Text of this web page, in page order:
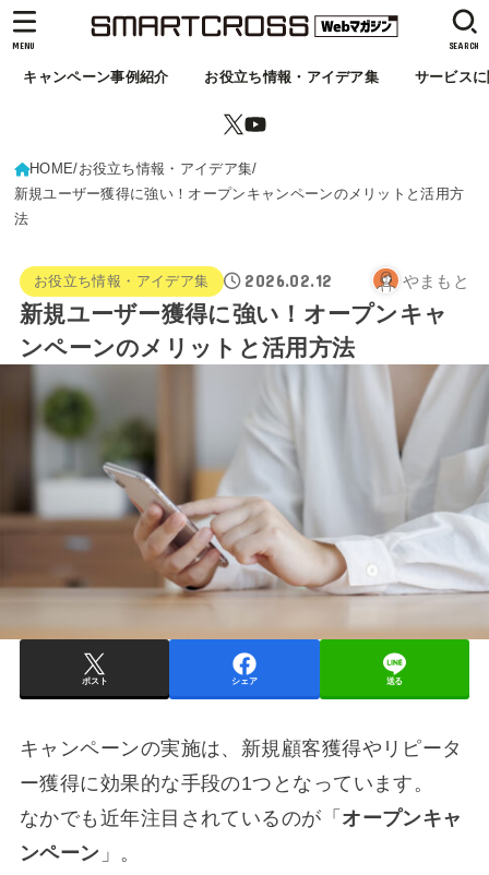
キャンペーン事例紹介 お役立ち情報・アイデア集 サービス
SEARCH
MENU
HOME お役立ち情報・アイデア集
新規ユーザー獲得に強い！オープンキャンペーンのメリットと活用方
法
お役立ち情報・アイデア集 2026.02.12 やまもと
新規ユーザー獲得に強い！オープンキャ
ンペーンのメリットと活用方法
ポスト シェア 送る
キャンペーンの実施は、新規顧客獲得やリピータ
ー獲得に効果的な手段の1つとなっています。
なかでも近年注目されているのが「 オープンキャ
ンペーン 」。